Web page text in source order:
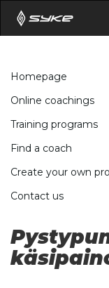
Homepage
Online coachings
Training programs
Find a coach
Create your own
Contact us